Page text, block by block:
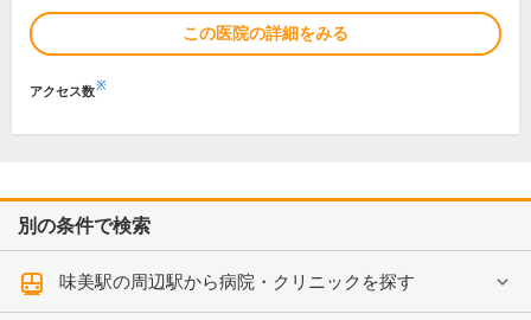
この医院の詳細をみる
アクセス数※
別の条件で検索
味美駅の周辺駅から病院・クリニックを探す